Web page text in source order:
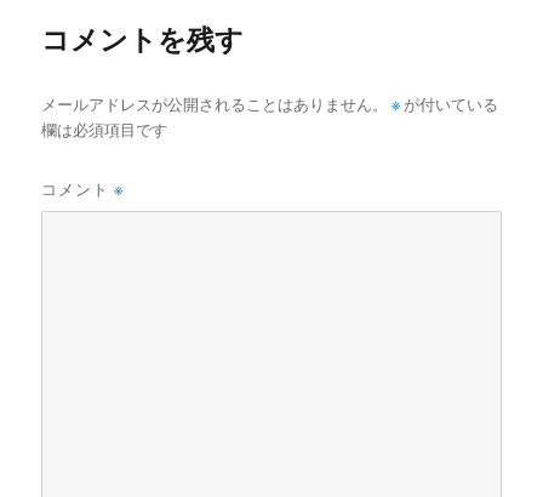
コメントを残す
メールアドレスが公開されることはありません。 ※ が付いている
欄は必須項目です
コメント※